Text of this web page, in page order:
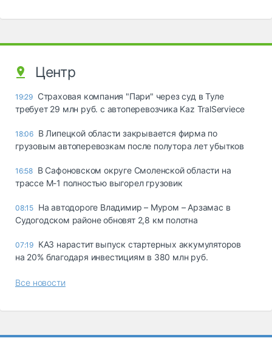
Центр
19:29 Страховая компания "Пари" через суд в Туле
требует 29 млн руб. с автоперевозчика Kaz TralServiece
18:06 В Липецкой области закрывается фирма по
грузовым автоперевозкам после полутора лет убытков
16:58 В Сафоновском округе Смоленской области на
трассе М-1 полностью выгорел грузовик
08:15 На автодороге Владимир – Муром – Арзамас в
Судогодском районе обновят 2,8 км полотна
07:19 КАЗ нарастит выпуск стартерных аккумуляторов
на 20% благодаря инвестициям в 380 млн руб.
Все новости